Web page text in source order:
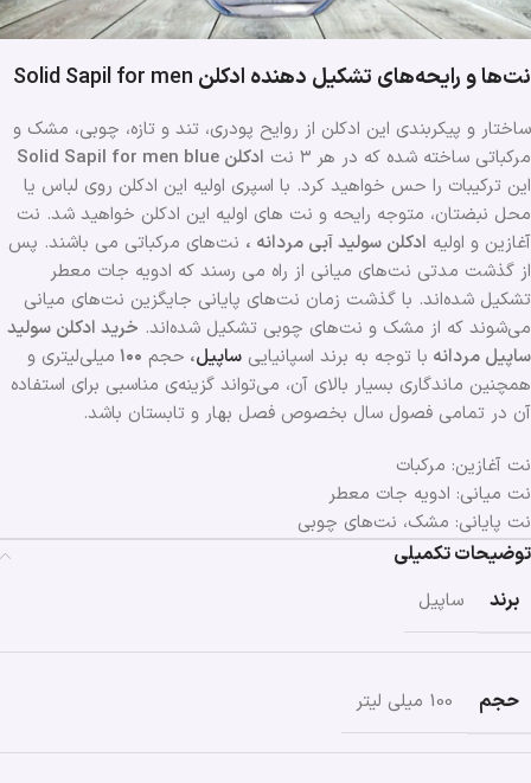
نت‌ها و رایحه‌های تشکیل دهنده ادکلن Solid Sapil for men
ساختار و پیکربندی این ادکلن از روایح پودری، تند و تازه، چوبی، مشک و
مرکباتی ساخته شده که در هر ۳ نت
ادکلن Solid Sapil for men blue
این ترکیبات را حس خواهید کرد. با اسپری اولیه این ادکلن روی لباس یا
محل نبضتان، متوجه رایحه و نت های اولیه این ادکلن خواهید شد. نت‌
آغازین و اولیه ادکلن سولید آبی مردانه ، نت‌های مرکباتی می باشند. پس
از گذشت مدتی نت‌های میانی از راه می رسند که ادویه جات معطر
تشکیل شده‌اند. با گذشت زمان نت‌های پایانی جایگزین نت‌های میانی
می‌شوند که از مشک و نت‌های چوبی تشکیل شده‌اند. خرید ادکلن سولید
ساپیل مردانه با توجه به برند اسپانیایی ساپیل، حجم ۱۰۰ میلی‌لیتری و
همچنین ماندگاری بسیار بالای آن، می‌تواند گزینه‌ی مناسبی برای استفاده
آن در تمامی فصول سال بخصوص فصل بهار و تابستان باشد.
نت آغازین: مرکبات
نت میانی: ادویه جات معطر
نت پایانی: مشک، نت‌های چوبی
توضیحات تکمیلی
برند
ساپیل
حجم 100 میلی لیتر